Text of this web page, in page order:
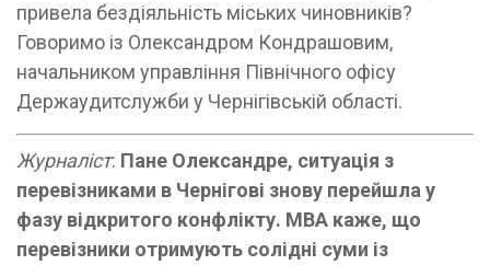
привела бездіяльність міських чиновників?
Говоримо із Олександром Кондрашовим,
начальником управління Північного офісу
Держаудитслужби у Чернігівській області.
Журналіст: Пане Олександре, ситуація з
перевізниками в Чернігові знову перейшла у
фазу відкритого конфлікту. МВА каже, що
перевізники отримують солідні суми із